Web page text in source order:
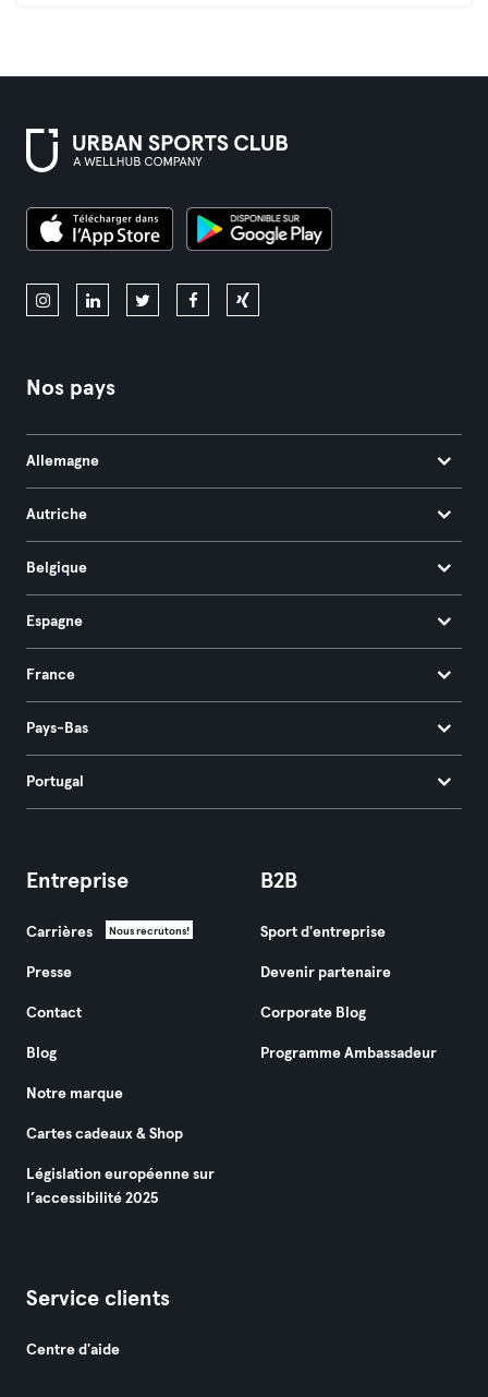
Nos pays
Allemagne
Autriche
Belgique
Espagne
France
Pays-Bas
Portugal
Entreprise
Carrières Nous recrutons!
Presse
Contact
Blog
Notre marque
Cartes cadeaux & Shop
Législation européenne sur
l’accessibilité 2025
B2B
Sport d'entreprise
Devenir partenaire
Corporate Blog
Programme Ambassadeur
Service clients
Centre d'aide